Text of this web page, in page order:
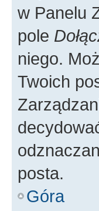
w Panelu
pole
niego.
Twoich
posta.
Góra